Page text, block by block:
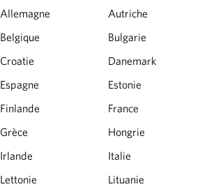
Allemagne
Autriche
Belgique
Bulgarie
Croatie
Danemark
Espagne
Estonie
Finlande
France
Grèce
Hongrie
Irlande
Italie
Lettonie
Lituanie
04 05 06 09 10